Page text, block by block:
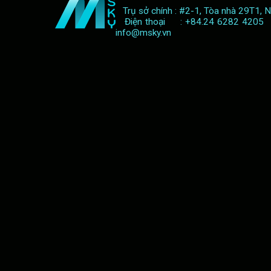
KHUYNH ĐẢO EMMYS, HACKS KHẲNG ĐỊNH VỊ THẾ SỐ 1 LÀNG HÀI!(17/09/
VƯỢT MẶT THE BOYS, GIA TỘC RỒNG DẪN ĐẦU BẢNG XẾP HẠNG IMDB(26/
Trụ sở chính : #2-1, Tòa nhà 29T1,
Điện thoại : +84.24 6282
info@msky.vn